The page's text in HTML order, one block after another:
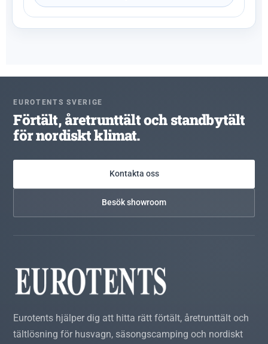
EUROTENTS SVERIGE
Förtält, åretrunttält och standbytält
för nordiskt klimat.
Kontakta oss
Besök showroom
Eurotents hjälper dig att hitta rätt förtält, åretrunttält och
tältlösning för husvagn, säsongscamping och nordiskt